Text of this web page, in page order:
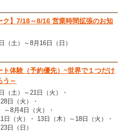
ク】7/18～8/16 営業時間拡張のお知
（土）～8月16日（日）
ト体験（予約優先）~世界で１つだけ
う～
（土）～21日（火）
日（火）
～8月4日（火）
日（火）
13日（木）～18日（火）
日（日）